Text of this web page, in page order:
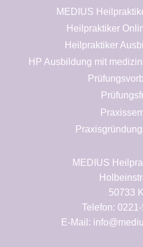
MEDIUS
Heilpraktiker
Heilpraktiker
HP Ausbildung mit
MEDIUS
50733
Telefon:
E-Mail: